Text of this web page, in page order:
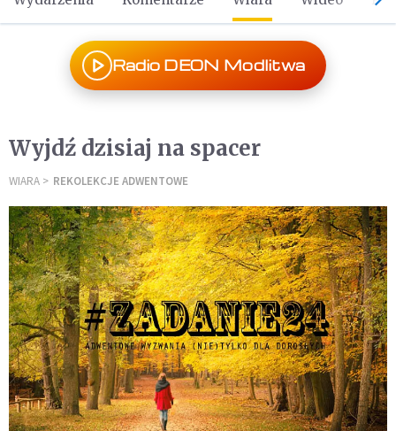
Radio DEON Modlitwa
Wyjdź dzisiaj na spacer
WIARA REKOLEKCJE ADWENTOWE